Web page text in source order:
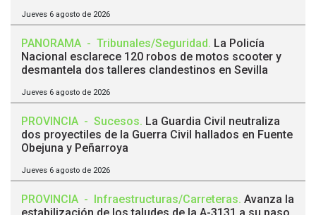
Jueves 6 agosto de 2026
PANORAMA - Tribunales/Seguridad. La Policía
Nacional esclarece 120 robos de motos scooter y
desmantela dos talleres clandestinos en Sevilla
Jueves 6 agosto de 2026
PROVINCIA - Sucesos. La Guardia Civil neutraliza
dos proyectiles de la Guerra Civil hallados en Fuente
Obejuna y Peñarroya
Jueves 6 agosto de 2026
PROVINCIA - Infraestructuras/Carreteras. Avanza la